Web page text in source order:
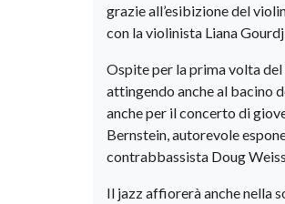
grazie all’esibizione del
con la violinista Liana
Ospite per la prima volta
attingendo anche al bacino
anche per il concerto di
Bernstein, autorevole
contrabbassista Doug
Il jazz affiorerà anche nella